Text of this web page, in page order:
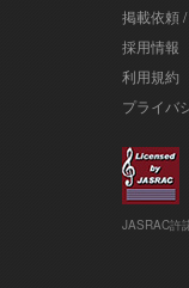
掲載依頼
採用情報
利用規約
プライバ
JASRAC許